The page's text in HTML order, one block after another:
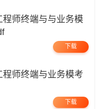
下载
下载